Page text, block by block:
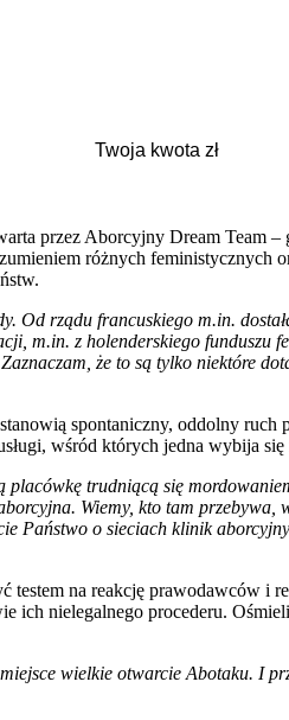
przez Aborcyjny Dream Team
różnych feministycznych
Od rządu francuskiego m.in.
m.in. z holenderskiego funduszu
że to są tylko niektóre
spontaniczny, oddolny
wśród których jedna wybija
trudniącą się
Wiemy, kto tam
Państwo o sieciach klinik
na reakcję prawodawców i
nielegalnego procederu.
wielkie otwarcie Abotaku. I